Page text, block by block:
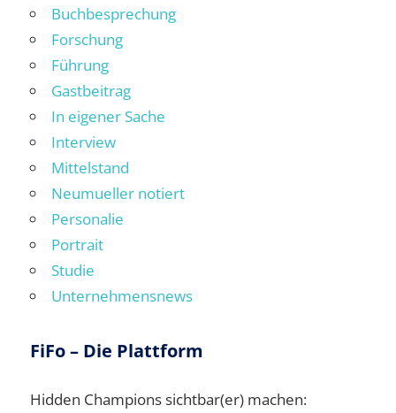
Buchbesprechung
Forschung
Führung
Gastbeitrag
In eigener Sache
Interview
Mittelstand
Neumueller notiert
Personalie
Portrait
Studie
Unternehmensnews
FiFo – Die Plattform
Hidden Champions sichtbar(er) machen: